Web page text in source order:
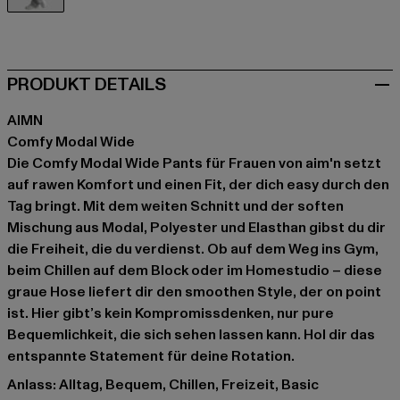
PRODUKT DETAILS
AIMN
Comfy Modal Wide
Die Comfy Modal Wide Pants für Frauen von aim'n setzt
auf rawen Komfort und einen Fit, der dich easy durch den
Tag bringt. Mit dem weiten Schnitt und der soften
Mischung aus Modal, Polyester und Elasthan gibst du dir
die Freiheit, die du verdienst. Ob auf dem Weg ins Gym,
beim Chillen auf dem Block oder im Homestudio – diese
graue Hose liefert dir den smoothen Style, der on point
ist. Hier gibt’s kein Kompromissdenken, nur pure
Bequemlichkeit, die sich sehen lassen kann. Hol dir das
entspannte Statement für deine Rotation.
Anlass: Alltag, Bequem, Chillen, Freizeit, Basic